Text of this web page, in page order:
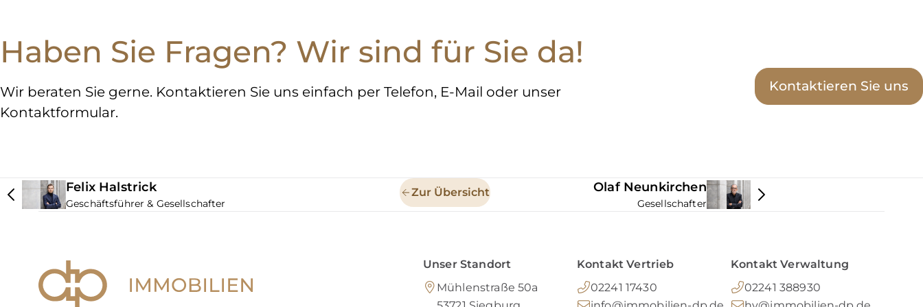
Haben Sie Fragen? Wir sind für Sie da!
Wir beraten Sie gerne. Kontaktieren Sie uns einfach per Telefon, E-Mail oder unser
Kontaktformular.
Kontaktieren Sie uns
Felix Halstrick
Geschäftsführer & Gesellschafter
Zur Übersicht Olaf Neunkirchen
Gesellschafter
Unser Standort
Mühlenstraße 50a
Kontakt Vertrieb
02241 17430
Kontakt Verwaltung
02241 388930